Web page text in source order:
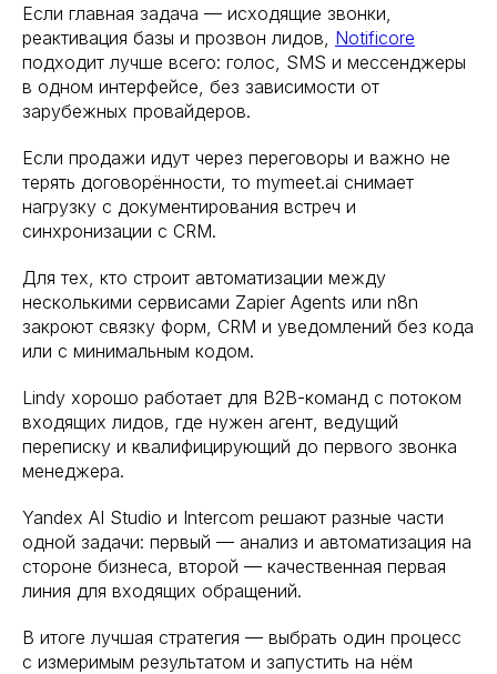
Если главная задача — исходящие звонки,
реактивация базы и прозвон лидов, Notificore
подходит лучше всего: голос, SMS и мессенджеры
в одном интерфейсе, без зависимости от
зарубежных провайдеров.
Если продажи идут через переговоры и важно не
терять договорённости, то mymeet.ai снимает
нагрузку с документирования встреч и
синхронизации с CRM.
Для тех, кто строит автоматизации между
несколькими сервисами Zapier Agents или n8n
закроют связку форм, CRM и уведомлений без кода
или с минимальным кодом.
Lindy хорошо работает для B2B-команд с потоком
входящих лидов, где нужен агент, ведущий
переписку и квалифицирующий до первого звонка
менеджера.
Yandex AI Studio и Intercom решают разные части
одной задачи: первый — анализ и автоматизация на
стороне бизнеса, второй — качественная первая
линия для входящих обращений.
В итоге лучшая стратегия — выбрать один процесс
с измеримым результатом и запустить на нём